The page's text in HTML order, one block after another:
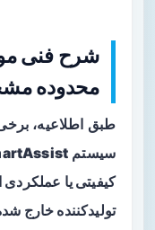
شرح فنی
محدوده
طبق اطلاعیه،
سیستم
کیفیتی یا
تولیدکننده خارج